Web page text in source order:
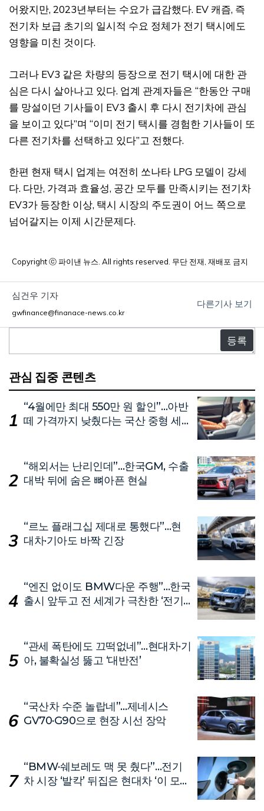
어왔지만, 2023년부터는 수요가 급감했다. EV 캐즘, 즉
전기차 보급 초기의 일시적 수요 정체가 전기 택시에도
영향을 미친 것이다.
그러나 EV3 같은 차량의 등장으로 전기 택시에 대한 관
심은 다시 살아나고 있다. 업계 관계자들은 “한동안 구매
를 망설이던 기사들이 EV3 출시 후 다시 전기차에 관심
을 보이고 있다”며 “이미 전기 택시를 경험한 기사들이 또
다른 전기차를 선택하고 있다”고 전했다.
한편 현재 택시 업계는 여전히 쏘나타 LPG 모델이 강세
다. 다만, 가격과 효율성, 공간 모두를 만족시키는 전기차
EV3가 등장한 이상, 택시 시장의 주도권이 어느 쪽으로
넘어갈지는 이제 시간문제다.
Copyright ⓒ 파이낸 뉴스. All rights reserved. 무단 전재, 재배포 금지
심건우 기자
gwfinance@finanace-news.co.kr
다른기사 보기
글
관심 집중 콘텐츠
“4월에만 최대 550만 원 할인”…아반
떼 가격까지 낮췄다는 국산 중형 세
“해외서는 난리인데”…한국GM, 수출
대박 뒤에 숨은 뼈아픈 현실
“르노 플래그십 제대로 통했다”…현
대차·기아도 바짝 긴장
“엔진 없이도 BMW다운 주행”…한국
출시 앞두고 전 세계가 극찬한 ‘전기
“관세 폭탄에도 끄떡없네”…현대차·기
아, 불확실성 뚫고 ‘대반전’
“국산차 수준 놀랍네”…제네시스
GV70·G90으로 현장 시선 장악
“BMW·쉐보레도 맥 못 췄다”…전기
차 시장 ‘발칵’ 뒤집은 현대차 ‘이 모